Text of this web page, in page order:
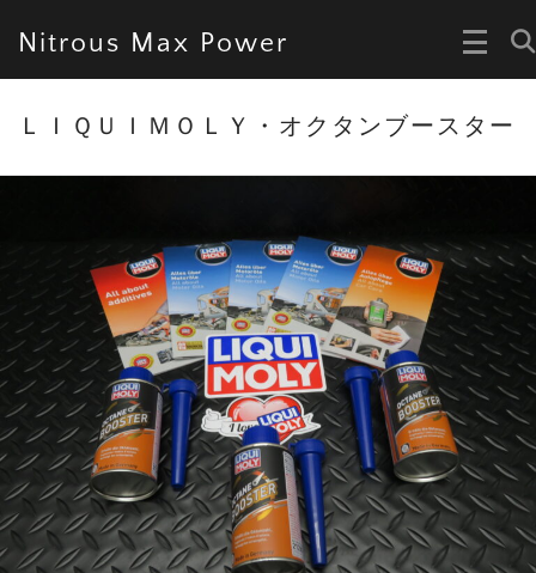
Nitrous Max Power
ＬＩＱＵＩＭＯＬＹ・オクタンブースター